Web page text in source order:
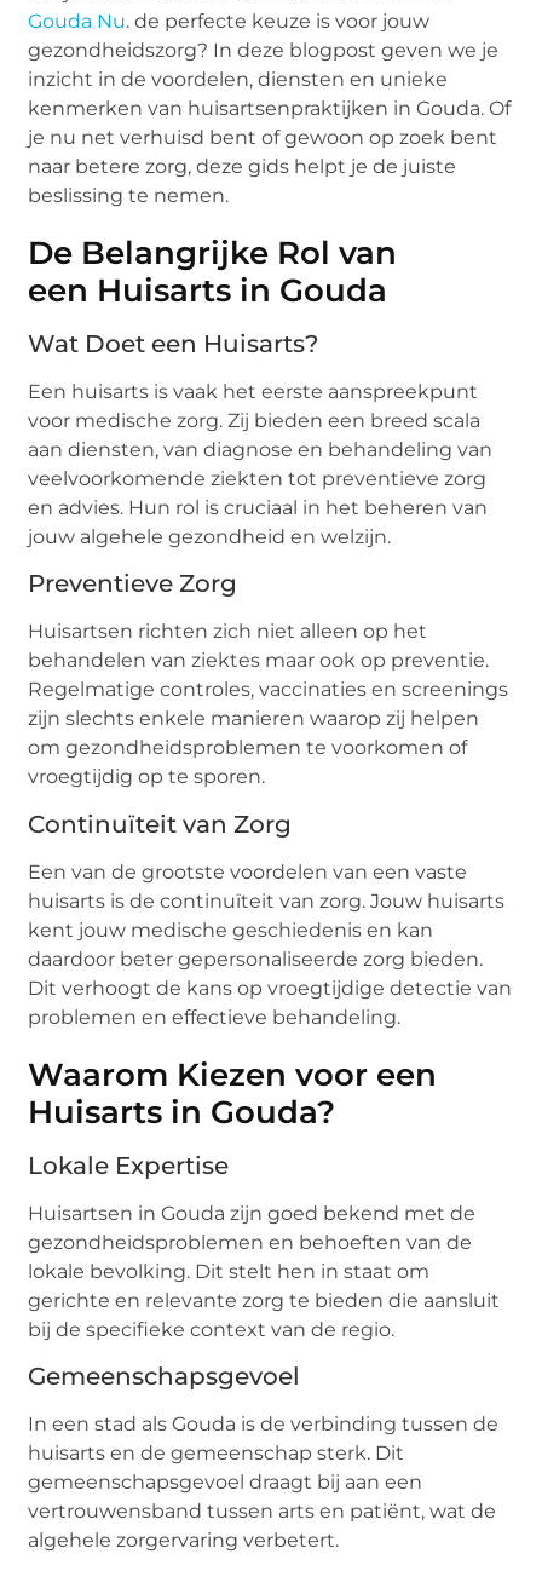
Gouda Nu. de perfecte keuze is voor jouw
gezondheidszorg? In deze blogpost geven we je
inzicht in de voordelen, diensten en unieke
kenmerken van huisartsenpraktijken in Gouda. Of
je nu net verhuisd bent of gewoon op zoek bent
naar betere zorg, deze gids helpt je de juiste
beslissing te nemen.
De Belangrijke Rol van
een Huisarts in Gouda
Wat Doet een Huisarts?
Een huisarts is vaak het eerste aanspreekpunt
voor medische zorg. Zij bieden een breed scala
aan diensten, van diagnose en behandeling van
veelvoorkomende ziekten tot preventieve zorg
en advies. Hun rol is cruciaal in het beheren van
jouw algehele gezondheid en welzijn.
Preventieve Zorg
Huisartsen richten zich niet alleen op het
behandelen van ziektes maar ook op preventie.
Regelmatige controles, vaccinaties en screenings
zijn slechts enkele manieren waarop zij helpen
om gezondheidsproblemen te voorkomen of
vroegtijdig op te sporen.
Continuïteit van Zorg
Een van de grootste voordelen van een vaste
huisarts is de continuïteit van zorg. Jouw huisarts
kent jouw medische geschiedenis en kan
daardoor beter gepersonaliseerde zorg bieden.
Dit verhoogt de kans op vroegtijdige detectie van
problemen en effectieve behandeling.
Waarom Kiezen voor een
Huisarts in Gouda?
Lokale Expertise
Huisartsen in Gouda zijn goed bekend met de
gezondheidsproblemen en behoeften van de
lokale bevolking. Dit stelt hen in staat om
gerichte en relevante zorg te bieden die aansluit
bij de specifieke context van de regio.
Gemeenschapsgevoel
In een stad als Gouda is de verbinding tussen de
huisarts en de gemeenschap sterk. Dit
gemeenschapsgevoel draagt bij aan een
vertrouwensband tussen arts en patiënt, wat de
algehele zorgervaring verbetert.